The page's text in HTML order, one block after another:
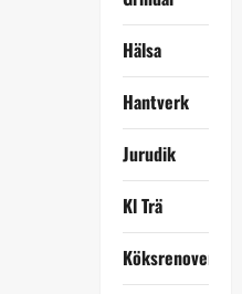
Hälsa
Hantverk
Jurudik
Kl Trä
Köksrenovering